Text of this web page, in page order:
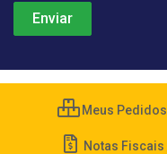
Meus Pedidos
Notas Fiscais